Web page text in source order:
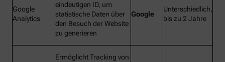
Google
Analytics
eindeutigen ID, um
statistische Daten über
den Besuch der Website
zu generieren
Google
Unterschiedlich,
bis zu 2 Jahre
Ermöglicht Tracking von